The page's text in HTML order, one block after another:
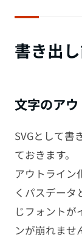
書き出
文字のア
SVGとして書
ておきます。
アウトライン
くパスデータ
じフォントが
ンが崩れませ